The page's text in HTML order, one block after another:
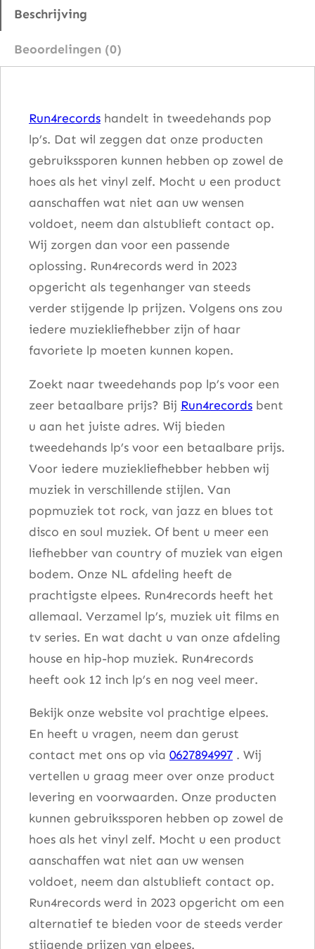
d
Beschrijving
Beoordelingen (0)
Run4records handelt in tweedehands pop
lp’s. Dat wil zeggen dat onze producten
gebruikssporen kunnen hebben op zowel de
hoes als het vinyl zelf. Mocht u een product
aanschaffen wat niet aan uw wensen
voldoet, neem dan alstublieft contact op.
Wij zorgen dan voor een passende
oplossing. Run4records werd in 2023
opgericht als tegenhanger van steeds
verder stijgende lp prijzen. Volgens ons zou
iedere muziekliefhebber zijn of haar
favoriete lp moeten kunnen kopen.
Zoekt naar tweedehands pop lp’s voor een
zeer betaalbare prijs? Bij Run4records bent
u aan het juiste adres. Wij bieden
tweedehands lp’s voor een betaalbare prijs.
Voor iedere muziekliefhebber hebben wij
muziek in verschillende stijlen. Van
popmuziek tot rock, van jazz en blues tot
disco en soul muziek. Of bent u meer een
liefhebber van country of muziek van eigen
bodem. Onze NL afdeling heeft de
prachtigste elpees. Run4records heeft het
allemaal. Verzamel lp’s, muziek uit films en
tv series. En wat dacht u van onze afdeling
house en hip-hop muziek. Run4records
heeft ook 12 inch lp’s en nog veel meer.
Bekijk onze website vol prachtige elpees.
En heeft u vragen, neem dan gerust
contact met ons op via 0627894997 . Wij
vertellen u graag meer over onze product
levering en voorwaarden. Onze producten
kunnen gebruikssporen hebben op zowel de
hoes als het vinyl zelf. Mocht u een product
aanschaffen wat niet aan uw wensen
voldoet, neem dan alstublieft contact op.
Run4records werd in 2023 opgericht om een
alternatief te bieden voor de steeds verder
stijgende prijzen van elpees.